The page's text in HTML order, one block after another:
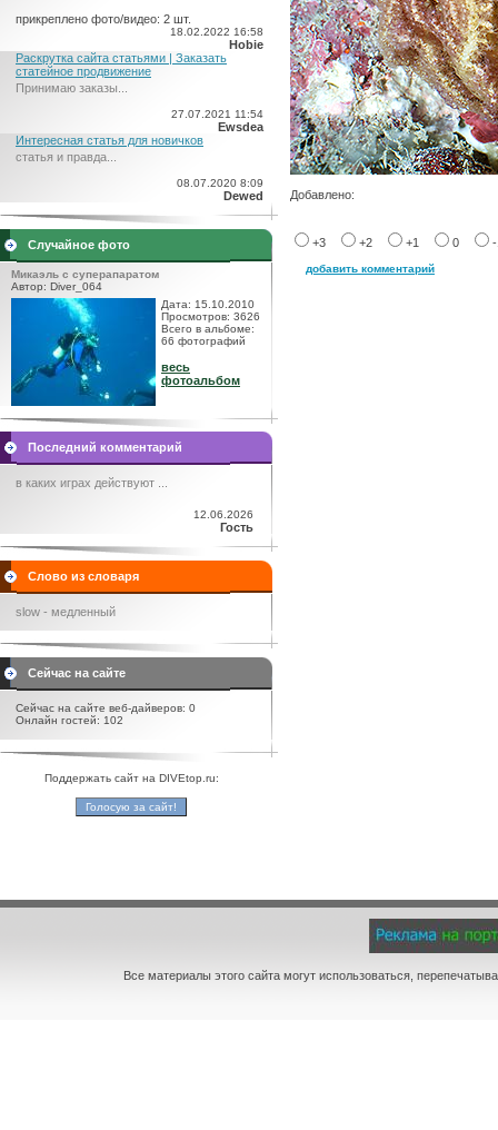
прикреплено фото/видео: 2 шт.
18.02.2022 16:58
Hobie
Раскрутка сайта статьями | Заказать
статейное продвижение
Принимаю заказы...
27.07.2021 11:54
Ewsdea
Интересная статья для новичков
статья и правда...
08.07.2020 8:09
Dewed
Случайное фото
Микаэль с суперапаратом
Автор: Diver_064
Дата: 15.10.2010
Просмотров: 3626
Всего в альбоме:
66 фотографий
весь
фотоальбом
Последний комментарий
в каких играх действуют ...
12.06.2026
Гость
Слово из словаря
slow - медленный
Сейчас на сайте
Сейчас на сайте веб-дайверов: 0
Онлайн гостей: 102
Поддержать сайт на DIVEtop.ru:
Добавлено:
+3 +2 +1 0
добавить комментарий
Все материалы этого сайта могут использоваться,